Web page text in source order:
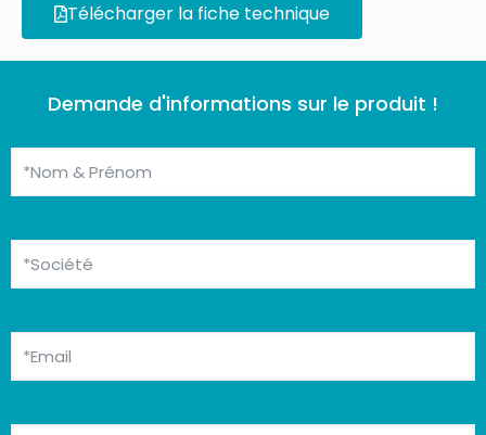
Télécharger la fiche technique
Demande d'informations sur le produit !